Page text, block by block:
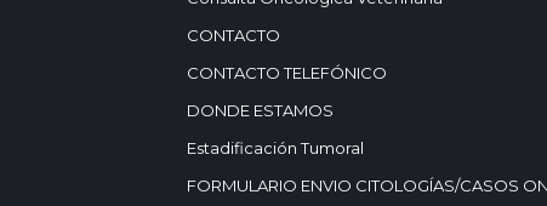
CONTACTO
CONTACTO TELEFÓNICO
DONDE ESTAMOS
Estadificación Tumoral
FORMULARIO ENVIO CITOLOGÍAS/CASOS